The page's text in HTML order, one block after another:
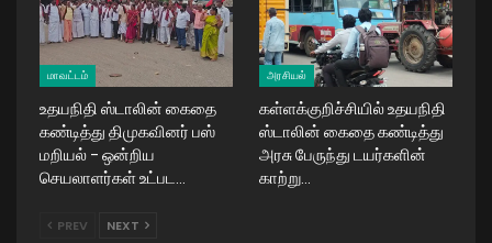
மாவட்டம்
உதயநிதி ஸ்டாலின் கைதை
கண்டித்து திமுகவினர் பஸ்
மறியல் – ஒன்றிய
செயலாளர்கள் உட்பட…
அரசியல்
கள்ளக்குறிச்சியில் உதயநிதி
ஸ்டாலின் கைதை கண்டித்து
அரசு பேருந்து டயர்களின்
காற்று…
PREV NEXT